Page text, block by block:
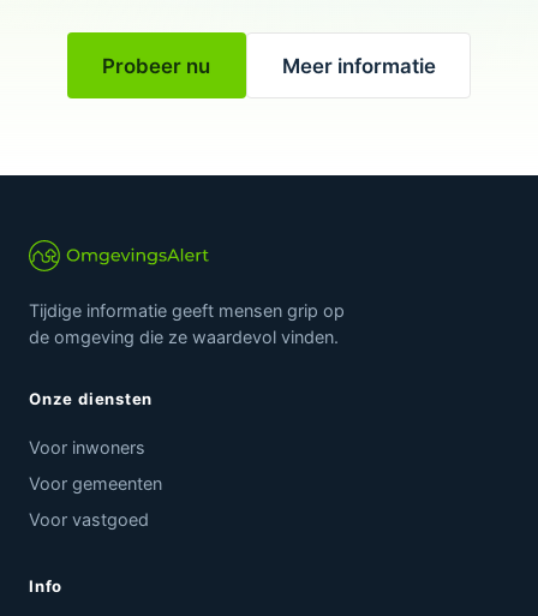
Probeer nu Meer informatie
Tijdige informatie geeft mensen grip op
de omgeving die ze waardevol vinden.
Onze diensten
Voor inwoners
Voor gemeenten
Voor vastgoed
Info